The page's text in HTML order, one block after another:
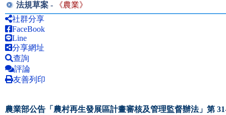
法規草案 - 《農業》
社群分享
FaceBook
Line
分享網址
查詢
評論
友善列印
農業部公告「農村再生發展區計畫審核及管理監督辦法」第